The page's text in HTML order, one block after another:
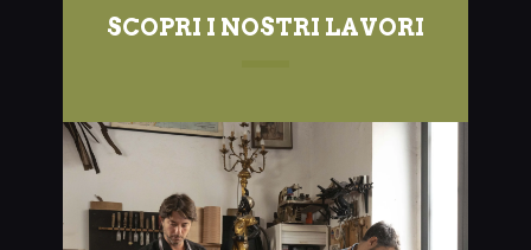
SCOPRI I NOSTRI LAVORI